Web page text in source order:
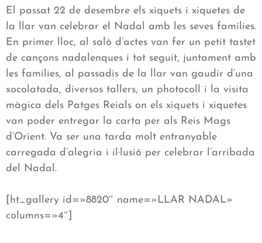
El passat 22 de desembre els xiquets i xiquetes de
la llar van celebrar el Nadal amb les seves famílies.
En primer lloc, al saló d’actes van fer un petit tastet
de cançons nadalenques i tot seguit, juntament amb
les famílies, al passadís de la llar van gaudir d’una
xocolatada, diversos tallers, un photocoll i la visita
màgica dels Patges Reials on els xiquets i xiquetes
van poder entregar la carta per als Reis Mags
d’Orient. Va ser una tarda molt entranyable
carregada d’alegria i il·lusió per celebrar l’arribada
del Nadal.
[ht_gallery id=»8820″ name=»LLAR NADAL»
columns=»4″]